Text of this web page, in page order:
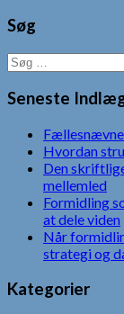
Søg
Søg
efter:
Seneste
Hvordan
Den
mellemled
Formidling
at dele viden
Når
strategi og
Kategorier